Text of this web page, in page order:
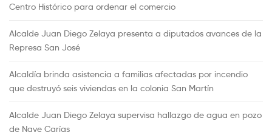
Centro Histórico para ordenar el comercio
Alcalde Juan Diego Zelaya presenta a diputados avances de la
Represa San José
Alcaldía brinda asistencia a familias afectadas por incendio
que destruyó seis viviendas en la colonia San Martín
Alcalde Juan Diego Zelaya supervisa hallazgo de agua en pozo
de Nave Carías